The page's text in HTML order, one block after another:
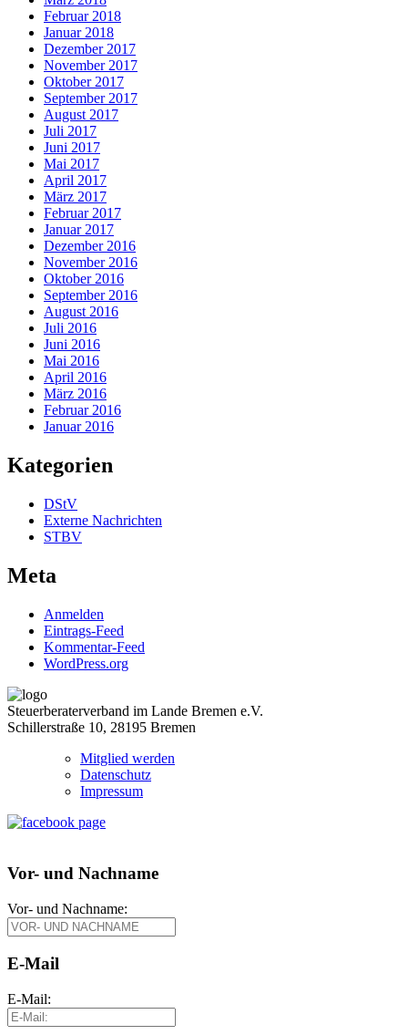
Februar 2018
Januar 2018
Dezember 2017
November 2017
Oktober 2017
September 2017
August 2017
Juli 2017
Juni 2017
Mai 2017
April 2017
März 2017
Februar 2017
Januar 2017
Dezember 2016
November 2016
Oktober 2016
September 2016
August 2016
Juli 2016
Juni 2016
Mai 2016
April 2016
März 2016
Februar 2016
Januar 2016
Kategorien
DStV
Externe Nachrichten
STBV
Meta
Anmelden
Eintrags-Feed
Kommentar-Feed
WordPress.org
Steuerberaterverband im Lande Bremen e.V.
Schillerstraße 10, 28195 Bremen
Mitglied werden
Datenschutz
Impressum
Vor- und Nachname
Vor- und Nachname:
E-Mail
E-Mail: